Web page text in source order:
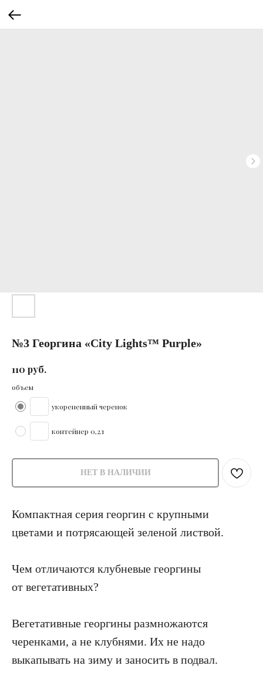
№3 Георгина «City Lights™️ Purple»
110 руб.
объем
укорененный черенок
контейнер 0,2л
НЕТ В НАЛИЧИИ
Компактная серия георгин с крупными
цветами и потрясающей зеленой листвой.
Чем отличаются клубневые георгины
от вегетативных?
Вегетативные георгины размножаются
черенками, а не клубнями. Их не надо
выкапывать на зиму и заносить в подвал.